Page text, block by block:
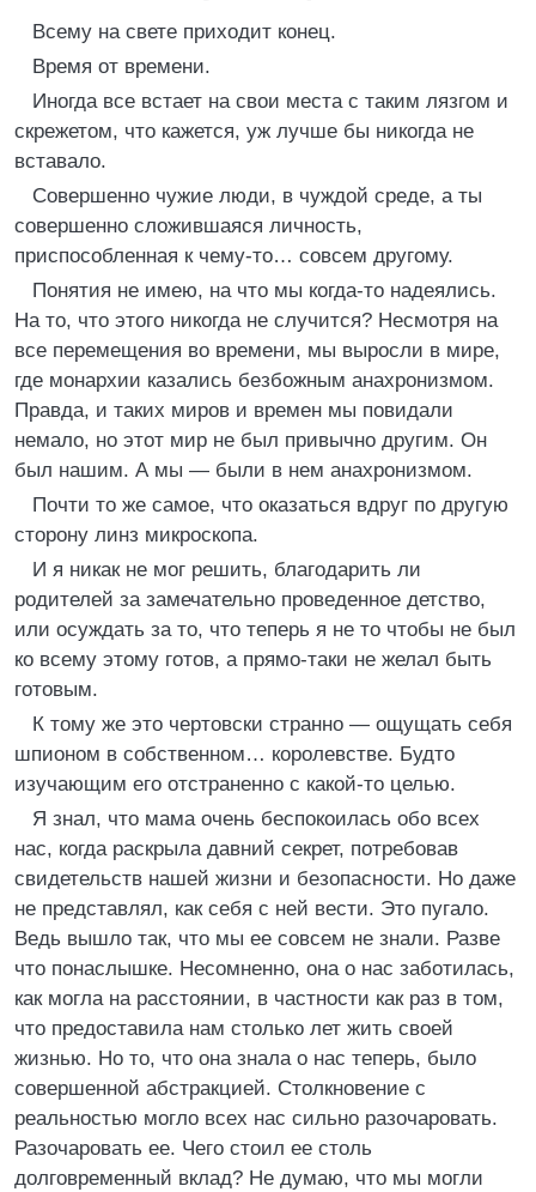
Всему на свете приходит конец.
Время от времени.
Иногда все встает на свои места с таким лязгом и
скрежетом, что кажется, уж лучше бы никогда не
вставало.
Совершенно чужие люди, в чуждой среде, а ты
совершенно сложившаяся личность,
приспособленная к чему-то… совсем другому.
Понятия не имею, на что мы когда-то надеялись.
На то, что этого никогда не случится? Несмотря на
все перемещения во времени, мы выросли в мире,
где монархии казались безбожным анахронизмом.
Правда, и таких миров и времен мы повидали
немало, но этот мир не был привычно другим. Он
был нашим. А мы — были в нем анахронизмом.
Почти то же самое, что оказаться вдруг по другую
сторону линз микроскопа.
И я никак не мог решить, благодарить ли
родителей за замечательно проведенное детство,
или осуждать за то, что теперь я не то чтобы не был
ко всему этому готов, а прямо-таки не желал быть
готовым.
К тому же это чертовски странно — ощущать себя
шпионом в собственном… королевстве. Будто
изучающим его отстраненно с какой-то целью.
Я знал, что мама очень беспокоилась обо всех
нас, когда раскрыла давний секрет, потребовав
свидетельств нашей жизни и безопасности. Но даже
не представлял, как себя с ней вести. Это пугало.
Ведь вышло так, что мы ее совсем не знали. Разве
что понаслышке. Несомненно, она о нас заботилась,
как могла на расстоянии, в частности как раз в том,
что предоставила нам столько лет жить своей
жизнью. Но то, что она знала о нас теперь, было
совершенной абстракцией. Столкновение с
реальностью могло всех нас сильно разочаровать.
Разочаровать ее. Чего стоил ее столь
долговременный вклад? Не думаю, что мы могли